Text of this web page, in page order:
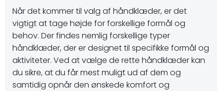
Når det kommer til valg af håndklæder, er det
vigtigt at tage højde for forskellige formål og
behov. Der findes nemlig forskellige typer
håndklæder, der er designet til specifikke formål og
aktiviteter. Ved at vælge de rette håndklæder kan
du sikre, at du får mest muligt ud af dem og
samtidig opnår den ønskede komfort og